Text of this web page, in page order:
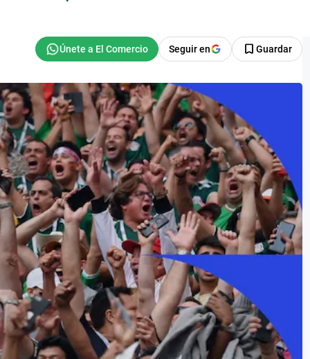
Seguir en Guardar